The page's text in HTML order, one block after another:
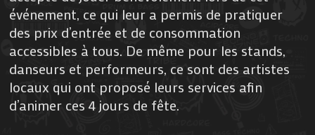
événement, ce qui leur a permis de pratiquer
des prix d’entrée et de consommation
accessibles à tous. De même pour les stands,
danseurs et performeurs, ce sont des artistes
locaux qui ont proposé leurs services afin
d’animer ces 4 jours de fête.